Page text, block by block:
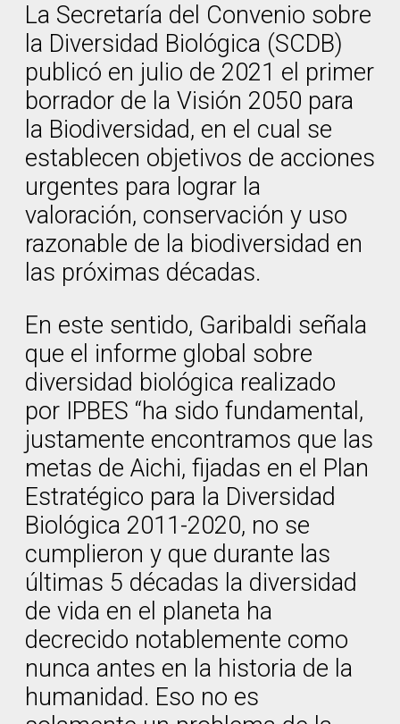
La Secretaría del Convenio sobre
la Diversidad Biológica (SCDB)
publicó en julio de 2021 el primer
borrador de la Visión 2050 para
la Biodiversidad, en el cual se
establecen objetivos de acciones
urgentes para lograr la
valoración, conservación y uso
razonable de la biodiversidad en
las próximas décadas.
En este sentido, Garibaldi señala
que el informe global sobre
diversidad biológica realizado
por IPBES “ha sido fundamental,
justamente encontramos que las
metas de Aichi, fijadas en el Plan
Estratégico para la Diversidad
Biológica 2011-2020, no se
cumplieron y que durante las
últimas 5 décadas la diversidad
de vida en el planeta ha
decrecido notablemente como
nunca antes en la historia de la
humanidad. Eso no es